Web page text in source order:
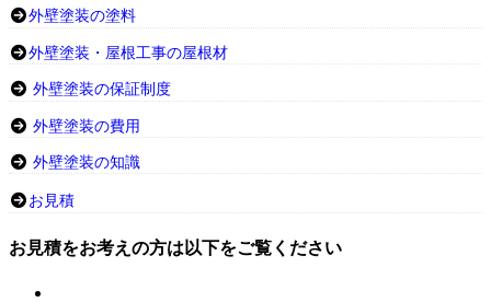
外壁塗装の塗料
外壁塗装・屋根工事の屋根材
外壁塗装の保証制度
外壁塗装の費用
外壁塗装の知識
お見積
お見積をお考えの方は以下をご覧ください